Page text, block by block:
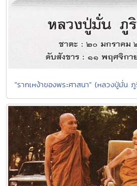
"รากเหง้าของพระศาสนา" (หลวงปู่มั่น